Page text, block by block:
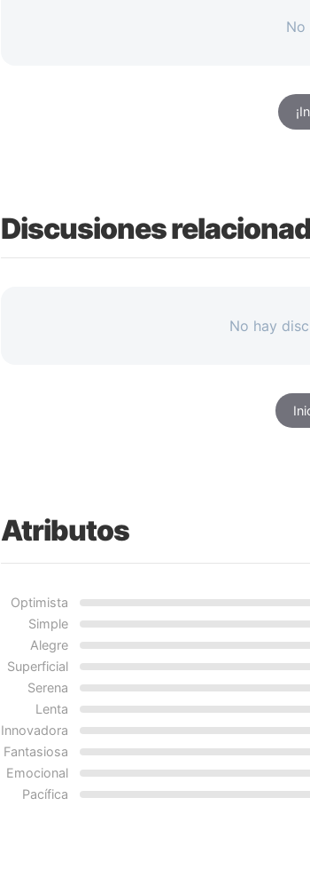
No
Discusiones
No hay
Atributos
Optimista
Simple
Alegre
Superficial
Serena
Lenta
Innovadora
Fantasiosa
Emocional
Pacífica